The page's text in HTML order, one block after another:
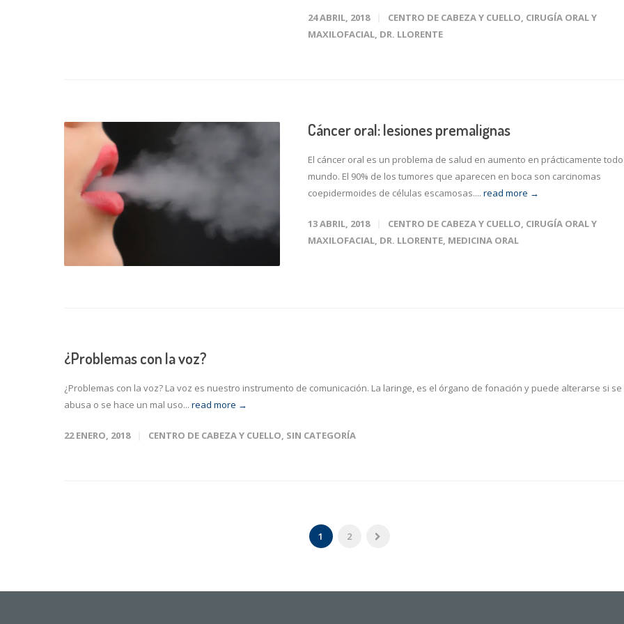
24 ABRIL, 2018 CENTRO DE CABEZA Y CUELLO, CIRUGÍA ORAL Y
MAXILOFACIAL, DR. LLORENTE
Cáncer oral: lesiones premalignas
El cáncer oral es un problema de salud en aumento en prácticamente
mundo. El 90% de los tumores que aparecen en boca son carcinomas
coepidermoides de células escamosas.... read more →
13 ABRIL, 2018 CENTRO DE CABEZA Y CUELLO, CIRUGÍA ORAL Y
MAXILOFACIAL, DR. LLORENTE, MEDICINA ORAL
¿Problemas con la voz?
¿Problemas con la voz? La voz es nuestro instrumento de comunicación. La laringe, es el órgano de fonación y puede alterarse si se
abusa o se hace un mal uso... read more →
22 ENERO, 2018 CENTRO DE CABEZA Y CUELLO, SIN CATEGORÍA
1 2